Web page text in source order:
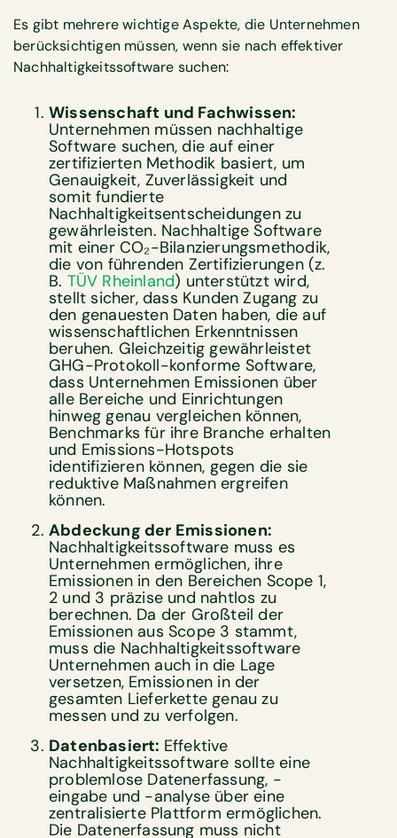
Es gibt mehrere wichtige Aspekte, die Unternehmen
berücksichtigen müssen, wenn sie nach effektiver
Nachhaltigkeitssoftware suchen:
Wissenschaft und Fachwissen:
Unternehmen müssen nachhaltige
Software suchen, die auf einer
zertifizierten Methodik basiert, um
Genauigkeit, Zuverlässigkeit und
somit fundierte
Nachhaltigkeitsentscheidungen zu
gewährleisten. Nachhaltige Software
mit einer CO₂-Bilanzierungsmethodik,
die von führenden Zertifizierungen (z.
B. TÜV Rheinland) unterstützt wird,
stellt sicher, dass Kunden Zugang zu
den genauesten Daten haben, die auf
wissenschaftlichen Erkenntnissen
beruhen. Gleichzeitig gewährleistet
GHG-Protokoll-konforme Software,
dass Unternehmen Emissionen über
alle Bereiche und Einrichtungen
hinweg genau vergleichen können,
Benchmarks für ihre Branche erhalten
und Emissions-Hotspots
identifizieren können, gegen die sie
reduktive Maßnahmen ergreifen
können.
Abdeckung der Emissionen:
Nachhaltigkeitssoftware muss es
Unternehmen ermöglichen, ihre
Emissionen in den Bereichen Scope 1,
2 und 3 präzise und nahtlos zu
berechnen. Da der Großteil der
Emissionen aus Scope 3 stammt,
muss die Nachhaltigkeitssoftware
Unternehmen auch in die Lage
versetzen, Emissionen in der
gesamten Lieferkette genau zu
messen und zu verfolgen.
Datenbasiert: Effektive
Nachhaltigkeitssoftware sollte eine
problemlose Datenerfassung, -
eingabe und -analyse über eine
zentralisierte Plattform ermöglichen.
Die Datenerfassung muss nicht